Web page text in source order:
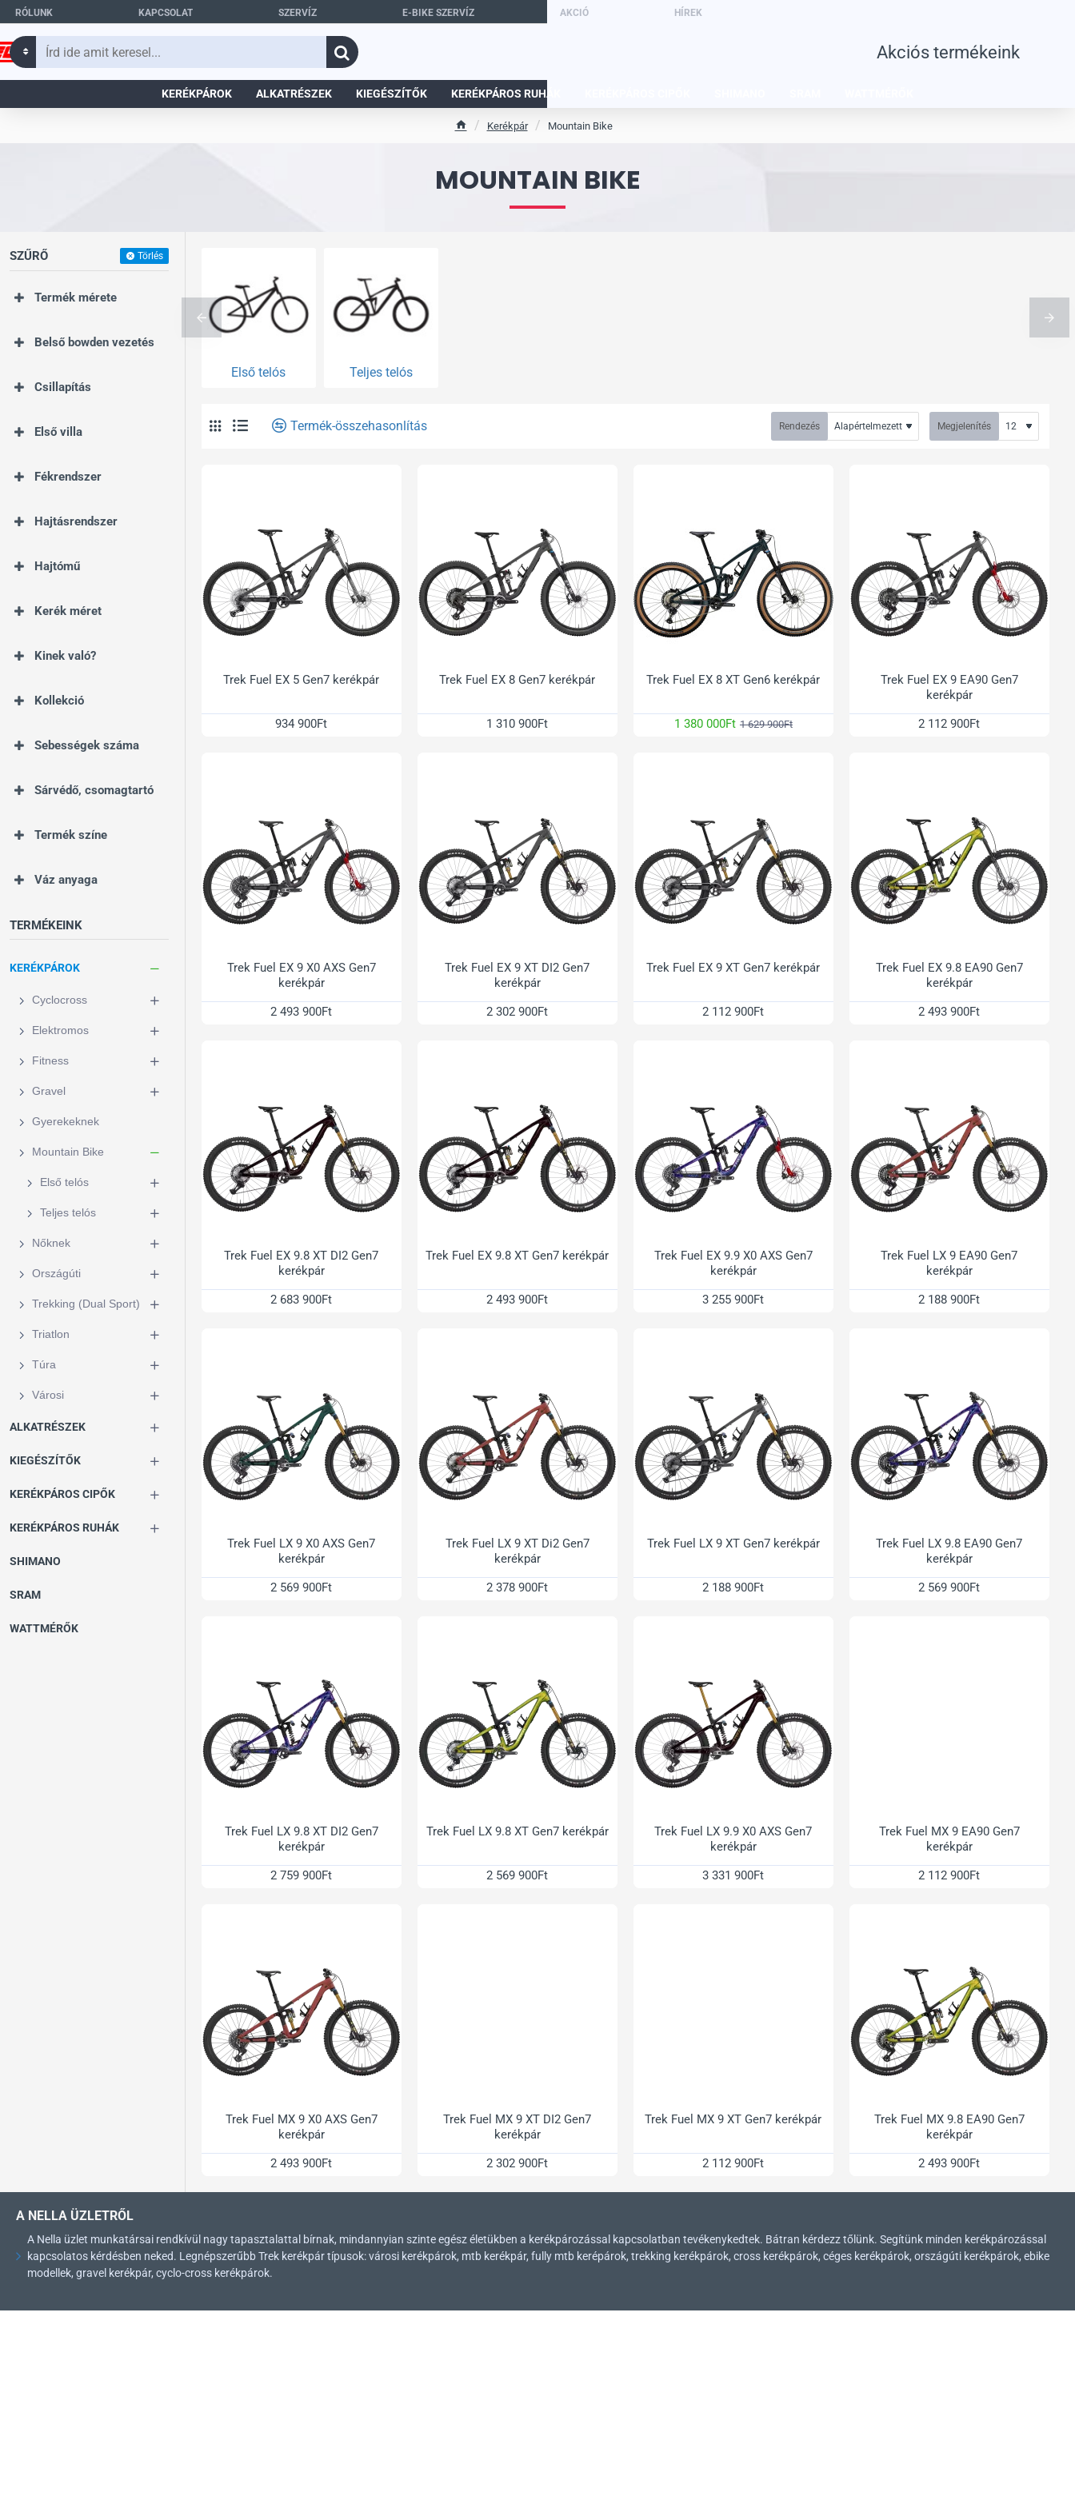
RÓLUNK KAPCSOLAT SZERVÍZ E-BIKE SZERVÍZ AKCIÓ HÍREK
Írd
Akciós termékeink
KERÉKPÁROK ALKATRÉSZEK KIEGÉSZÍTŐK KERÉKPÁROS RUHÁK
MOUNTAIN BIKE
e
Kerékpár Mountain Bike
SZŰRŐ Törlés
Termék mérete
Belső bowden vezetés
Csillapítás
Első villa
Fékrendszer
Hajtásrendszer
Hajtómű
Kerék méret
Kinek való?
Kollekció
Sebességek száma
Sárvédő, csomagtartó
Termék színe
Váz anyaga
TERMÉKEINK
KERÉKPÁROK
Cyclocross
Elektromos
Fitness
Gravel
Gyerekeknek
Mountain Bike
Első telós
Teljes telós
Nőknek
Országúti
Trekking (Dual Sport)
Triatlon
Túra
Városi
ALKATRÉSZEK
KIEGÉSZÍTŐK
KERÉKPÁROS CIPŐK
KERÉKPÁROS RUHÁK
SHIMANO
SRAM
WATTMÉRŐK
Első telós Teljes telós
Termék-összehasonlítás Rendezés Megjelenítés
Trek Fuel EX 5 Gen7 kerékpár
934 900Ft
Trek Fuel EX 8 Gen7 kerékpár
1 310 900Ft
Trek Fuel EX 8 XT Gen6 kerékpár
1 380 000Ft 1 629 900Ft
Trek Fuel EX 9 EA90 Gen7
kerékpár
2 112 900Ft
Trek Fuel EX 9 X0 AXS Gen7
kerékpár
2 493 900Ft
Trek Fuel EX 9 XT DI2 Gen7
kerékpár
2 302 900Ft
Trek Fuel EX 9 XT Gen7 kerékpár
2 112 900Ft
Trek Fuel EX 9.8 EA90 Gen7
kerékpár
2 493 900Ft
Trek Fuel EX 9.8 XT DI2 Gen7
kerékpár
2 683 900Ft
Trek Fuel EX 9.8 XT Gen7 kerékpár
2 493 900Ft
Trek Fuel EX 9.9 X0 AXS Gen7
kerékpár
3 255 900Ft
Trek Fuel LX 9 EA90 Gen7
kerékpár
2 188 900Ft
Trek Fuel LX 9 X0 AXS Gen7
kerékpár
2 569 900Ft
Trek Fuel LX 9 XT Di2 Gen7
kerékpár
2 378 900Ft
Trek Fuel LX 9 XT Gen7 kerékpár
2 188 900Ft
Trek Fuel LX 9.8 EA90 Gen7
kerékpár
2 569 900Ft
Trek Fuel LX 9.8 XT DI2 Gen7
kerékpár
2 759 900Ft
Trek Fuel LX 9.8 XT Gen7 kerékpár
2 569 900Ft
Trek Fuel LX 9.9 X0 AXS Gen7
kerékpár
3 331 900Ft
Trek Fuel MX 9 EA90 Gen7
kerékpár
2 112 900Ft
Trek Fuel MX 9 X0 AXS Gen7
kerékpár
2 493 900Ft
Trek Fuel MX 9 XT DI2 Gen7
kerékpár
2 302 900Ft
Trek Fuel MX 9 XT Gen7 kerékpár
2 112 900Ft
Trek Fuel MX 9.8 EA90 Gen7
kerékpár
2 493 900Ft
A NELLA ÜZLETRŐL
A Nella üzlet munkatársai rendkívül nagy tapasztalattal bírnak, mindannyian szinte egész életükben a kerékpározással kapcsolatban tevékenykedtek. Bátran kérdezz tőlünk. Segítünk minden kerékpározással
kapcsolatos kérdésben neked. Legnépszerűbb Trek kerékpár típusok: városi kerékpárok, mtb kerékpár, fully mtb kerépárok, trekking kerékpárok, cross kerékpárok, céges kerékpárok, országúti kerékpárok, ebike
modellek, gravel kerékpár, cyclo-cross kerékpárok.